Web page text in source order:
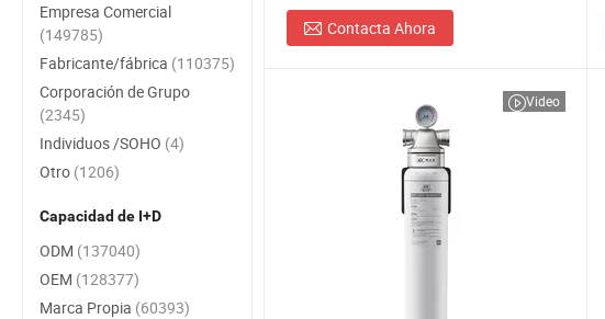
Contacta Ahora
Video
Empresa Comercial
(149785)
Fabricante/fábrica (110375)
Corporación de Grupo
(2345)
Individuos /SOHO (4)
Otro (1206)
Capacidad de I+D
ODM (137040)
OEM (128377)
Marca Propia (60393)